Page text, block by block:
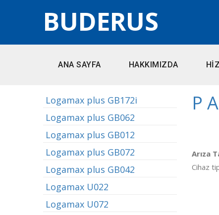
BUDERUS
ANA SAYFA HAKKIMIZDA
Logamax plus GB172i
Logamax plus GB062
Logamax plus GB012
Logamax plus GB072
Logamax plus GB042
Logamax U022
Logamax U072
P
Arıza
Cihaz